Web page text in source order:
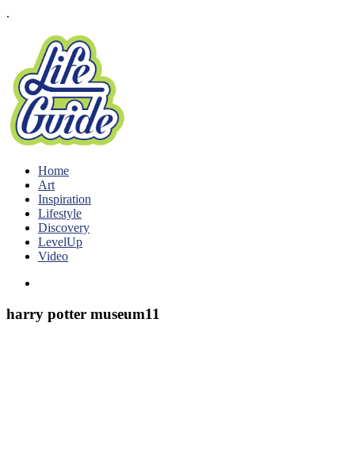
.
Home
Art
Inspiration
Lifestyle
Discovery
LevelUp
Video
harry potter museum11